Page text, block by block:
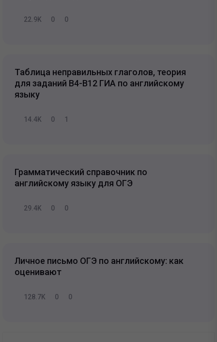
22.9K 0 0
Таблица неправильных глаголов, теория
для заданий B4-B12 ГИА по английскому
языку
14.4K 0 1
Грамматический справочник по
английскому языку для ОГЭ
29.4K 0 0
Личное письмо ОГЭ по английскому: как
оценивают
128.7K 0 0